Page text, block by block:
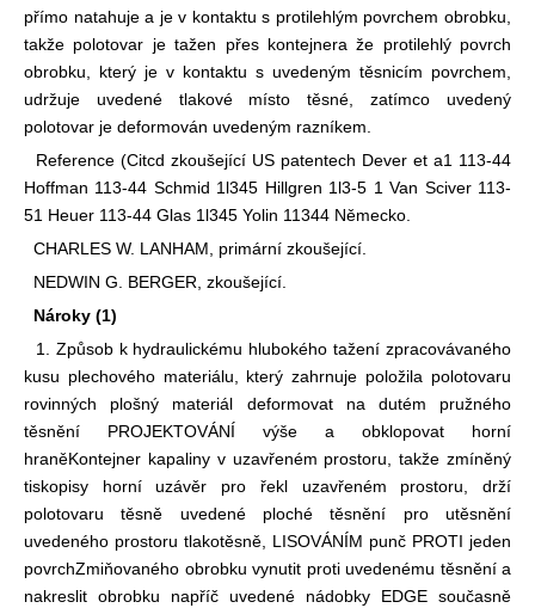
přímo natahuje a je v kontaktu s protilehlým povrchem obrobku,
takže polotovar je tažen přes kontejnera že protilehlý povrch
obrobku, který je v kontaktu s uvedeným těsnicím povrchem,
udržuje uvedené tlakové místo těsné, zatímco uvedený
polotovar je deformován uvedeným razníkem.
Reference (Citcd zkoušející US patentech Dever et a1 113-44
Hoffman 113-44 Schmid 1l345 Hillgren 1l3-5 1 Van Sciver 113-
51 Heuer 113-44 Glas 1l345 Yolin 11344 Německo.
CHARLES W. LANHAM, primární zkoušející.
NEDWIN G. BERGER, zkoušející.
Nároky (1)
1. Způsob k hydraulickému hlubokého tažení zpracovávaného
kusu plechového materiálu, který zahrnuje položila polotovaru
rovinných plošný materiál deformovat na dutém pružného
těsnění PROJEKTOVÁNÍ výše a obklopovat horní
hraněKontejner kapaliny v uzavřeném prostoru, takže zmíněný
tiskopisy horní uzávěr pro řekl uzavřeném prostoru, drží
polotovaru těsně uvedené ploché těsnění pro utěsnění
uvedeného prostoru tlakotěsně, LISOVÁNÍM punč PROTI jeden
povrchZmiňovaného obrobku vynutit proti uvedenému těsnění a
nakreslit obrobku napříč uvedené nádobky EDGE současně